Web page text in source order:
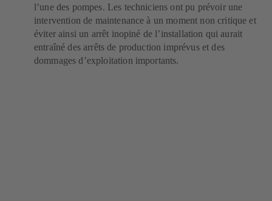
l’une des pompes. Les techniciens ont pu prévoir une
intervention de maintenance à un moment non critique et
éviter ainsi un arrêt inopiné de l’installation qui aurait
entraîné des arrêts de production imprévus et des
dommages d’exploitation importants.